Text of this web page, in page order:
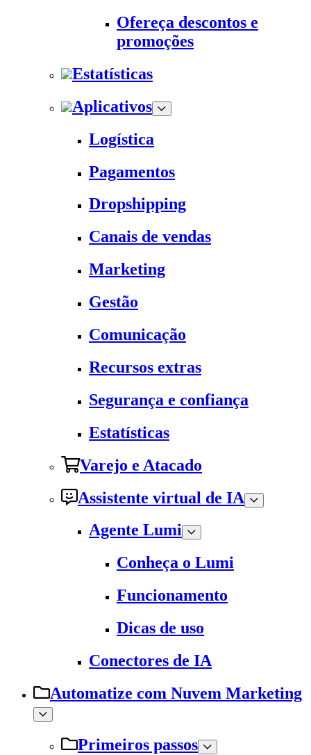
Ofereça descontos e
promoções
Estatísticas
Aplicativos
Logística
Pagamentos
Dropshipping
Canais de vendas
Marketing
Gestão
Comunicação
Recursos extras
Segurança e confiança
Estatísticas
Varejo e Atacado
Assistente virtual de IA
Agente Lumi
Conheça o Lumi
Funcionamento
Dicas de uso
Conectores de IA
Automatize com Nuvem Marketing
Primeiros passos